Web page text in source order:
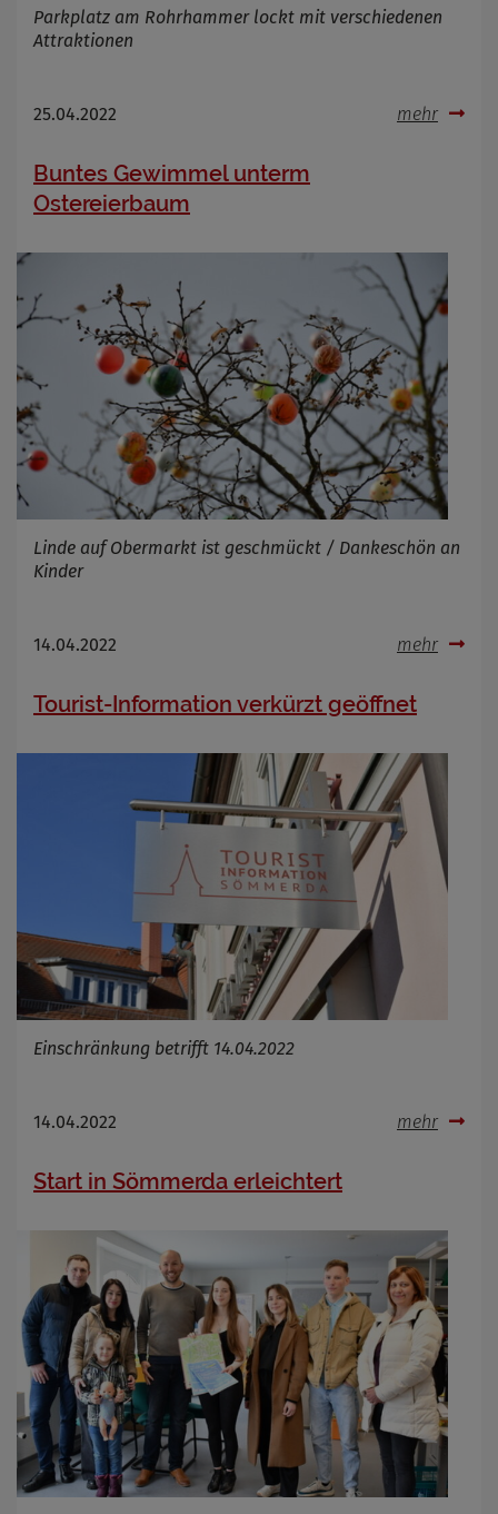
Parkplatz am Rohrhammer lockt mit verschiedenen
Attraktionen
25.04.2022 mehr
Buntes Gewimmel unterm
Ostereierbaum
Linde auf Obermarkt ist geschmückt / Dankeschön an
Kinder
14.04.2022 mehr
Tourist-Information verkürzt geöffnet
Einschränkung betrifft 14.04.2022
14.04.2022 mehr
Start in Sömmerda erleichtert